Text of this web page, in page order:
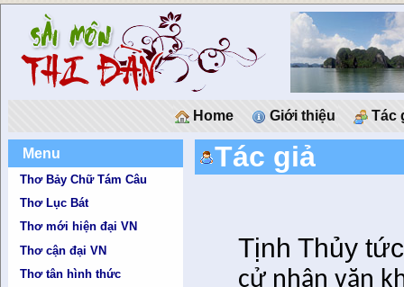
Home Giới thiệu Tác
Menu
Thơ Bảy Chữ Tám Câu
Thơ Lục Bát
Thơ mới hiện đại VN
Thơ cận đại VN
Thơ tân hình thức
Tác giả
Tịnh Thủy
cử nhân văn